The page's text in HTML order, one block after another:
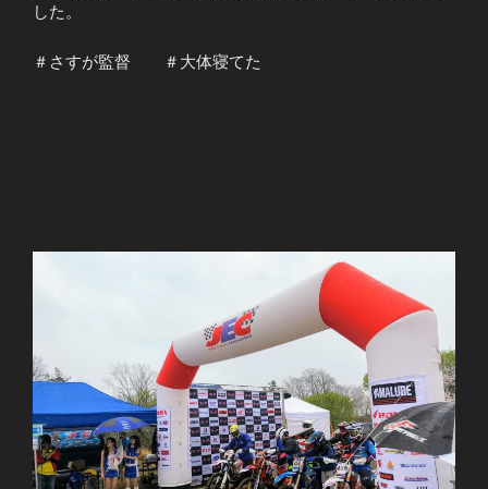
した。
＃さすが監督 ＃大体寝てた